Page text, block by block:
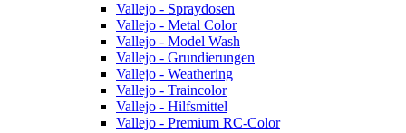
Vallejo - Spraydosen
Vallejo - Metal Color
Vallejo - Model Wash
Vallejo - Grundierungen
Vallejo - Weathering
Vallejo - Traincolor
Vallejo - Hilfsmittel
Vallejo - Premium RC-Color